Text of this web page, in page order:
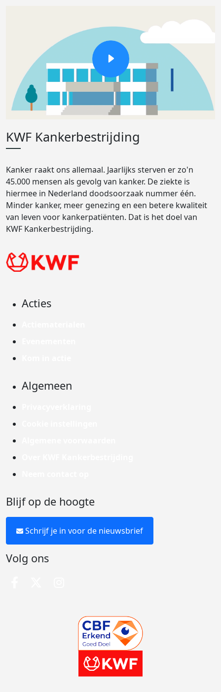
KWF Kankerbestrijding
Kanker raakt ons allemaal. Jaarlijks sterven er zo'n
45.000 mensen als gevolg van kanker. De ziekte is
hiermee in Nederland doodsoorzaak nummer één.
Minder kanker, meer genezing en een betere kwaliteit
van leven voor kankerpatiënten. Dat is het doel van
KWF Kankerbestrijding.
Acties
Algemeen
Blijf op de hoogte
Schrijf je in voor de nieuwsbrief
Volg ons